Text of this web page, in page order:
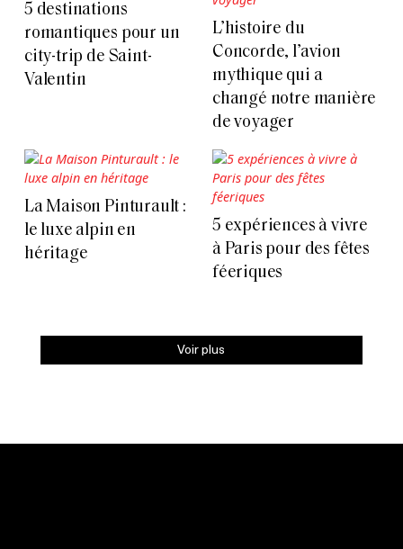
5 destinations
romantiques pour un
city-trip de Saint-
Valentin
L’histoire du
Concorde, l’avion
mythique qui a
changé notre manière
de voyager
La Maison Pinturault :
le luxe alpin en
héritage
5 expériences à vivre
à Paris pour des fêtes
féeriques
Voir plus